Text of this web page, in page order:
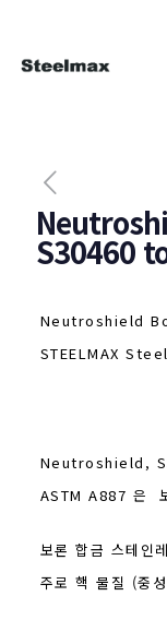
S30460
Neutroshield
STEELMAX
Neutroshield,
ASTM A887 은
보론 합금 스테인
주로 핵 물질 (중